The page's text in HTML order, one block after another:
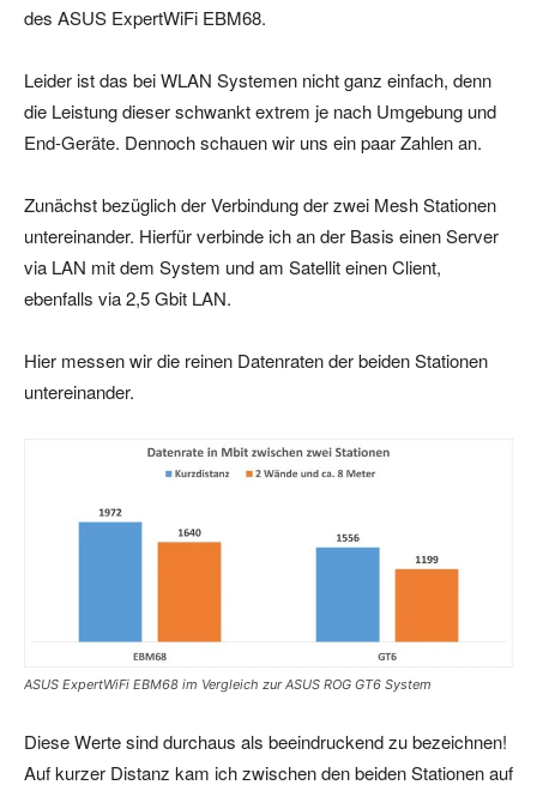
des ASUS ExpertWiFi EBM68.
Leider ist das bei WLAN Systemen nicht ganz einfach, denn
die Leistung dieser schwankt extrem je nach Umgebung und
End-Geräte. Dennoch schauen wir uns ein paar Zahlen an.
Zunächst bezüglich der Verbindung der zwei Mesh Stationen
untereinander. Hierfür verbinde ich an der Basis einen Server
via LAN mit dem System und am Satellit einen Client,
ebenfalls via 2,5 Gbit LAN.
Hier messen wir die reinen Datenraten der beiden Stationen
untereinander.
ASUS ExpertWiFi EBM68 im Vergleich zur ASUS ROG GT6 System
Diese Werte sind durchaus als beeindruckend zu bezeichnen!
Auf kurzer Distanz kam ich zwischen den beiden Stationen auf